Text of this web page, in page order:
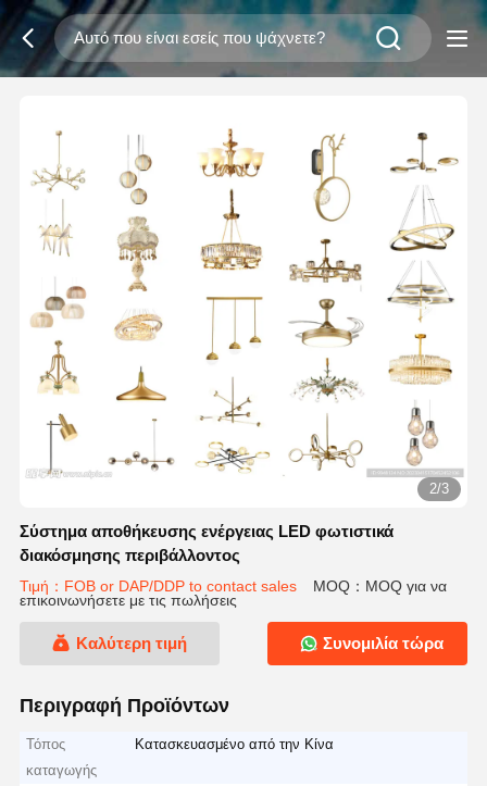
2/3
Σύστημα αποθήκευσης ενέργειας LED φωτιστικά
διακόσμησης περιβάλλοντος
Τιμή：FOB or DAP/DDP to contact sales
MOQ：MOQ για να
επικοινωνήσετε με τις πωλήσεις
Καλύτερη τιμή Συνομιλία τώρα
Περιγραφή Προϊόντων
Τόπος
καταγωγής
Κατασκευασμένο από την Κίνα